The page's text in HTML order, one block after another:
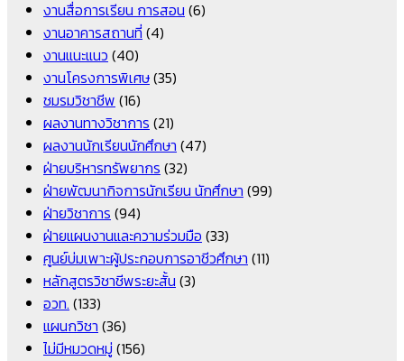
งานสื่อการเรียน การสอน (6)
งานอาคารสถานที่ (4)
งานแนะแนว (40)
งานโครงการพิเศษ(35)
ชมรมวิชาชีพ (16)
ผลงานทางวิชาการ (21)
ผลงานนักเรียนนักศึกษา (47)
ฝ่ายบริหารทรัพยากร (32)
ฝ่ายพัฒนากิจการนักเรียน นักศึกษา (99)
ฝ่ายวิชาการ (94)
ฝ่ายแผนงานและความร่วมมือ (33)
ศูนย์บ่มเพาะผู้ประกอบการอาชีวศึกษา (11)
หลักสูตรวิชาชีพระยะสั้น (3)
อวท. (133)
แผนกวิชา (36)
ไม่มีหมวดหมู่ (156)